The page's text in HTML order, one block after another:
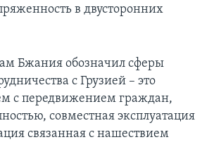
в двусторонних
Бжания обозначил сферы
с Грузией – это
с передвижением граждан,
совместная эксплуатация
связанная с нашествием